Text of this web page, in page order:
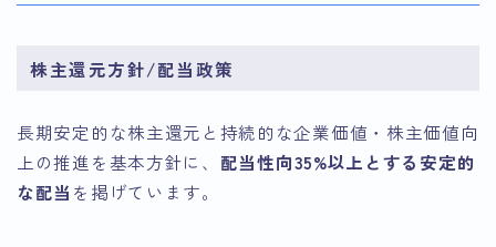
株主還元方針/配当政策
長期安定的な株主還元と持続的な企業価値・株主価値向
上の推進を基本方針に、 配当性向35%以上とする安定的
な配当 を掲げています。